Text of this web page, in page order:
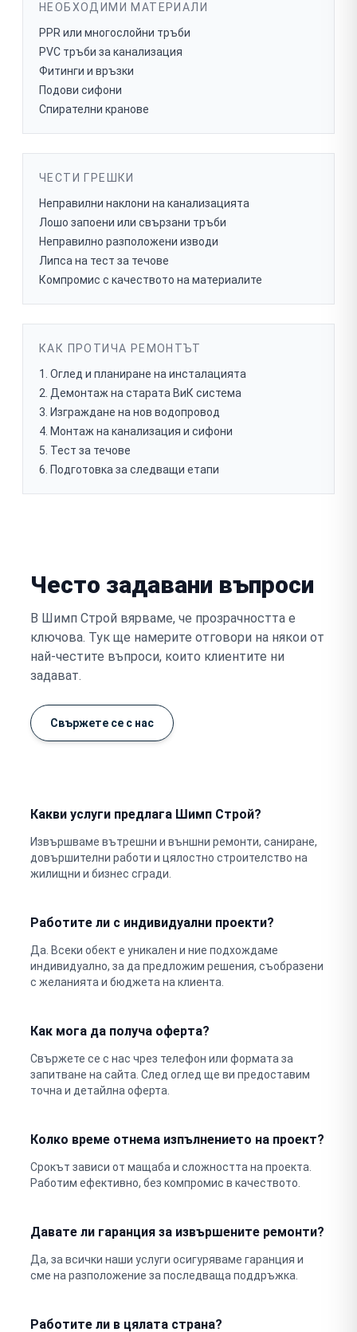
НЕОБХОДИМИ МАТЕРИАЛИ
PPR или многослойни тръби
PVC тръби за канализация
Фитинги и връзки
Подови сифони
Спирателни кранове
ЧЕСТИ ГРЕШКИ
Неправилни наклони на канализацията
Лошо запоени или свързани тръби
Неправилно разположени изводи
Липса на тест за течове
Компромис с качеството на материалите
КАК ПРОТИЧА РЕМОНТЪТ
Оглед и планиране на инсталацията
Демонтаж на старата ВиК система
Изграждане на нов водопровод
Монтаж на канализация и сифони
Тест за течове
Подготовка за следващи етапи
Често задавани въпроси
В Шимп Строй вярваме, че прозрачността е
ключова. Тук ще намерите отговори на някои от
най-честите въпроси, които клиентите ни
задават.
Свържете се с нас
Какви услуги предлага Шимп Строй?
Извършваме вътрешни и външни ремонти, саниране,
довършителни работи и цялостно строителство на
жилищни и бизнес сгради.
Работите ли с индивидуални проекти?
Да. Всеки обект е уникален и ние подхождаме
индивидуално, за да предложим решения, съобразени
с желанията и бюджета на клиента.
Как мога да получа оферта?
Свържете се с нас чрез телефон или формата за
запитване на сайта. След оглед ще ви предоставим
точна и детайлна оферта.
Колко време отнема изпълнението на проект?
Срокът зависи от мащаба и сложността на проекта.
Работим ефективно, без компромис в качеството.
Давате ли гаранция за извършените ремонти?
Да, за всички наши услуги осигуряваме гаранция и
сме на разположение за последваща поддръжка.
Работите ли в цялата страна?